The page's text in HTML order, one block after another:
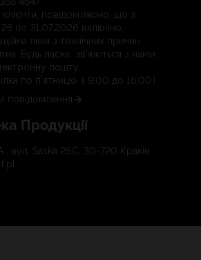
клієнти, повідомляємо, що з
по 31.07.2026 включно,
лінія з технічних причин
Будь ласка, зв'яжіться з нами
пошту.
по п'ятницю з 9:00 до 16:00)
повідомлення
Продукції
вул. Saska 25C, 30-720 Краків